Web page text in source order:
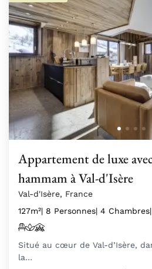
Appartement de luxe
hammam à Val-d'Isère
Val-d'Isère, France
127m²| 8 Personnes| 4 Chambres
Situé au cœur de Val-d’Isère,
la…